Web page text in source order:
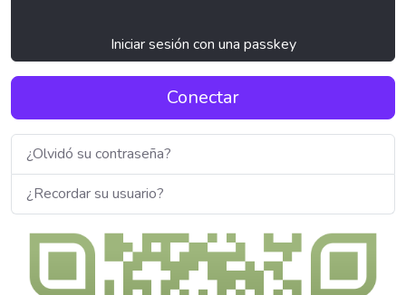
Iniciar sesión con una passkey
Conectar
¿Olvidó su contraseña?
¿Recordar su usuario?